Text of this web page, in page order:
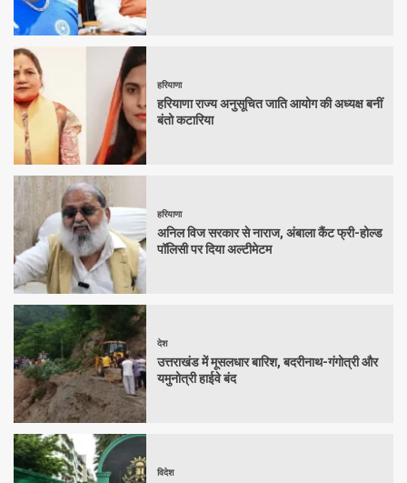
हरियाणा
हरियाणा राज्य अनुसूचित जाति आयोग की अध्यक्ष बनीं
बंतो कटारिया
हरियाणा
अनिल विज सरकार से नाराज, अंबाला कैंट फ्री-होल्ड
पॉलिसी पर दिया अल्टीमेटम
देश
उत्तराखंड में मूसलधार बारिश, बदरीनाथ-गंगोत्री और
यमुनोत्री हाईवे बंद
विदेश